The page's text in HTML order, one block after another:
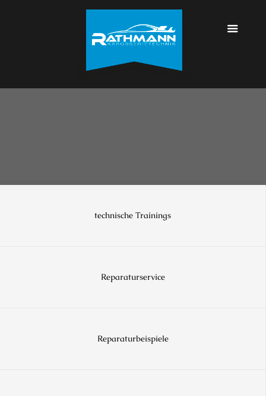
technische Trainings
Reparaturservice
Reparaturbeispiele